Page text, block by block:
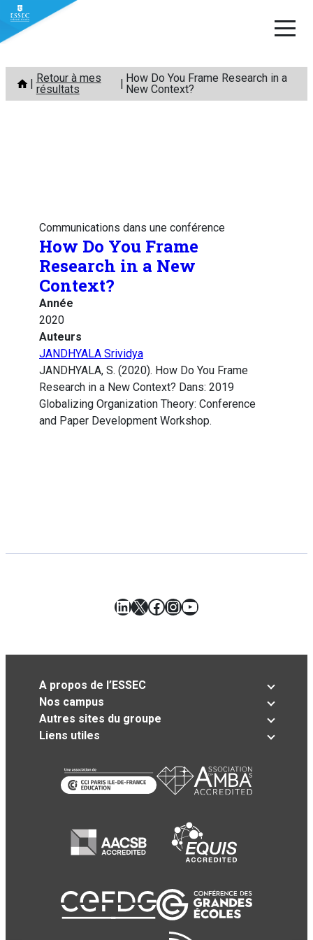
Aller
contenu
Retour à mes
résultats
How Do You Frame Research in a
New Context?
Communications dans une conférence
How Do You Frame
Research in a New
Context?
Année
2020
Auteurs
JANDHYALA Srividya
JANDHYALA, S. (2020). How Do You Frame
Research in a New Context? Dans: 2019
Globalizing Organization Theory: Conference
and Paper Development Workshop.
LinkedIn
X Facebook
Instagram
YouTube
A propos de l’ESSEC
Nos campus
Autres sites du groupe
Liens utiles